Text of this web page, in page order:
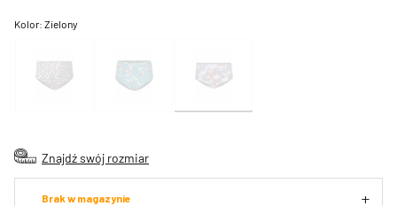
Kolor:Zielony
Znajdź swój rozmiar
Brak w magazynie